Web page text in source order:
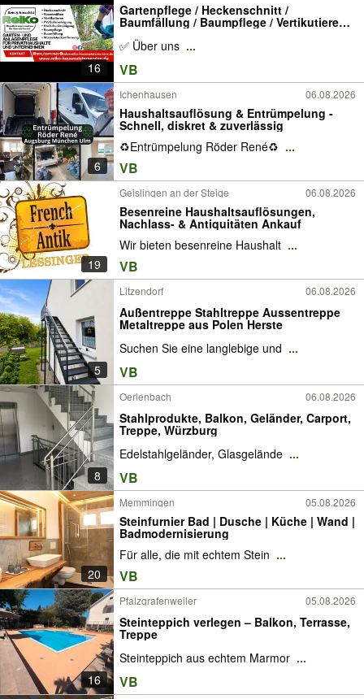
16
Gartenpflege / Heckenschnitt /
Baumfällung / Baumpflege / Vertikutieren /
Wurzelstockentfernung /
Photovoltaikreinigung / Solarreinigung /
Hausmeisterservice
✅ Über uns ...
VB
6
Ichenhausen 06.08.2026
Haushaltsauflösung & Entrümpelung -
Schnell, diskret & zuverlässig
♻️Entrümpelung Röder René♻️ ...
VB
19
Geislingen an der Steige 06.08.2026
Besenreine Haushaltsauflösungen,
Nachlass- & Antiquitäten Ankauf
Wir bieten besenreine Haushalt ...
VB
5
Litzendorf 06.08.2026
Außentreppe Stahltreppe Aussentreppe
Metaltreppe aus Polen Herste
Suchen Sie eine langlebige und ...
VB
8
Oerlenbach 06.08.2026
Stahlprodukte, Balkon, Geländer, Carport,
Treppe, Würzburg
Edelstahlgeländer, Glasgelände ...
VB
20
Memmingen 05.08.2026
Steinfurnier Bad | Dusche | Küche | Wand |
Badmodernisierung
Für alle, die mit echtem Stein ...
VB
16
Pfalzgrafenweiler 05.08.2026
Steinteppich verlegen – Balkon, Terrasse,
Treppe
Steinteppich aus echtem Marmor ...
VB